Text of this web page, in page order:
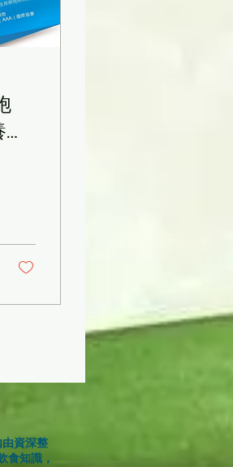
資深整
食知識，